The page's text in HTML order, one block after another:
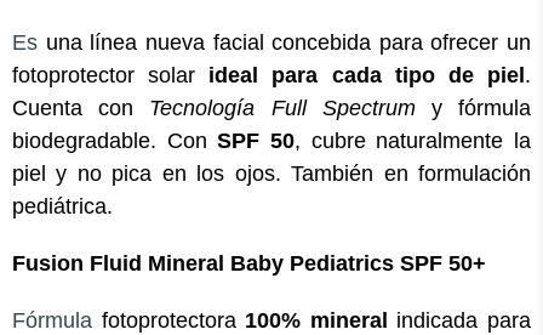
Es una línea nueva facial concebida para ofrecer un
fotoprotector solar ideal para cada tipo de piel .
Cuenta con Tecnología Full Spectrumy fórmula
biodegradable. ConSPF 50, cubre naturalmente la
piel y no pica en los ojos. También en formulación
pediátrica.
Fusion Fluid Mineral Baby Pediatrics SPF 50+
Fórmula fotoprotectora 100% mineral
indicada para